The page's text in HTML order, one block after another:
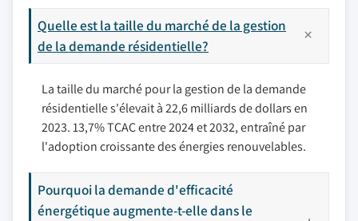
Quelle est la taille du marché de la gestion
de la demande résidentielle?
La taille du marché pour la gestion de la demande
résidentielle s'élevait à 22,6 milliards de dollars en
2023. 13,7% TCAC entre 2024 et 2032, entraîné par
l'adoption croissante des énergies renouvelables.
Pourquoi la demande d'efficacité
énergétique augmente-t-elle dans le